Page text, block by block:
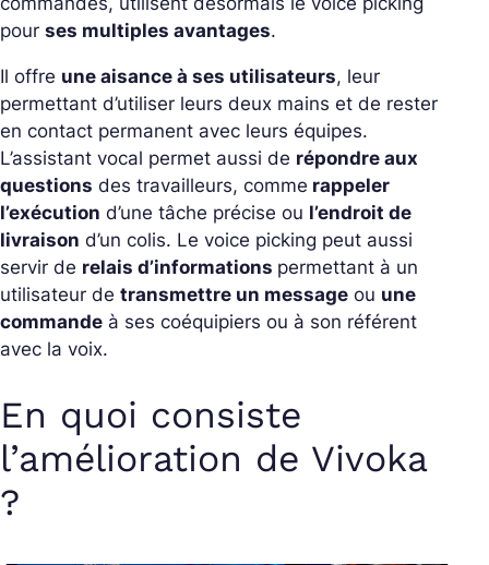
pour ses multiples avantages.
Il offre une aisance à ses utilisateurs, leur
permettant d’utiliser leurs deux mains et de rester
en contact permanent avec leurs équipes.
L’assistant vocal permet aussi de répondre aux
questions des travailleurs, comme rappeler
l’exécution d’une tâche précise ou l’endroit de
livraison d’un colis. Le voice picking peut aussi
servir de relais d’informations permettant à un
utilisateur de transmettre un message ou une
commande à ses coéquipiers ou à son référent
avec la voix.
En quoi consiste
l’amélioration de Vivoka
?